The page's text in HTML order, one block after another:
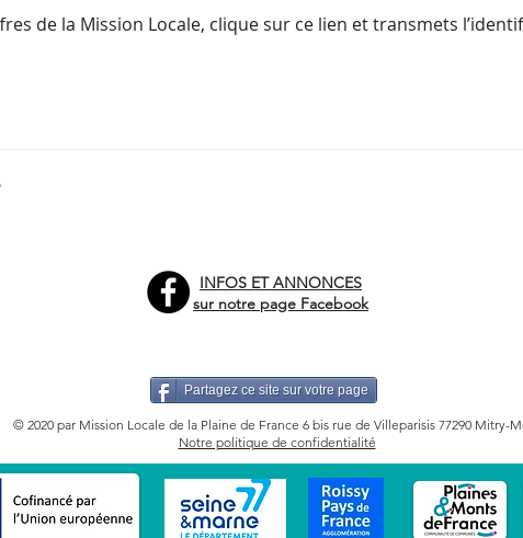
de la Mission Locale, clique sur ce lien et transmets
INFOS ET ANNONCES
sur notre page Facebook
Partagez ce site sur votre page
© 2020 par Mission Locale de la Plaine de France 6 bis rue de Villeparisis 77290 Mitry-
Notre politique de confidentialité